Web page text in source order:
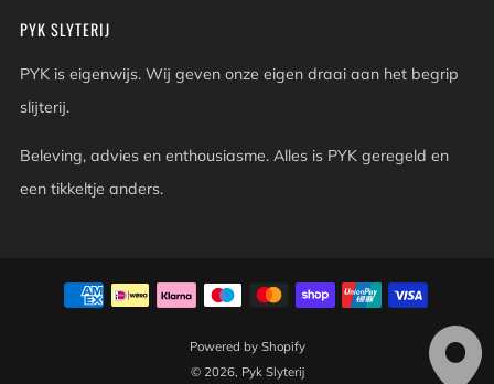
PYK SLYTERIJ
PYK is eigenwijs. Wij geven onze eigen draai aan het begrip
slijterij.
Beleving, advies en enthousiasme. Alles is PYK geregeld en
een tikkeltje anders.
Powered by Shopify
© 2026, Pyk Slyterij